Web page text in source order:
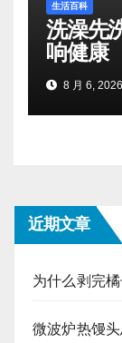
生活百科
洗澡先
响健康
8 月 6, 2026
近期文章
为什么剥完
微波炉热馒